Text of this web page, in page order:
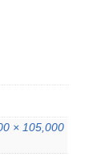
× 105,000